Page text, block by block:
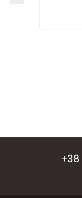
+38